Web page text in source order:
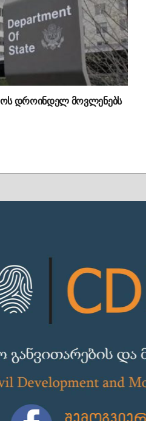
დროინდელ მოვლენებს